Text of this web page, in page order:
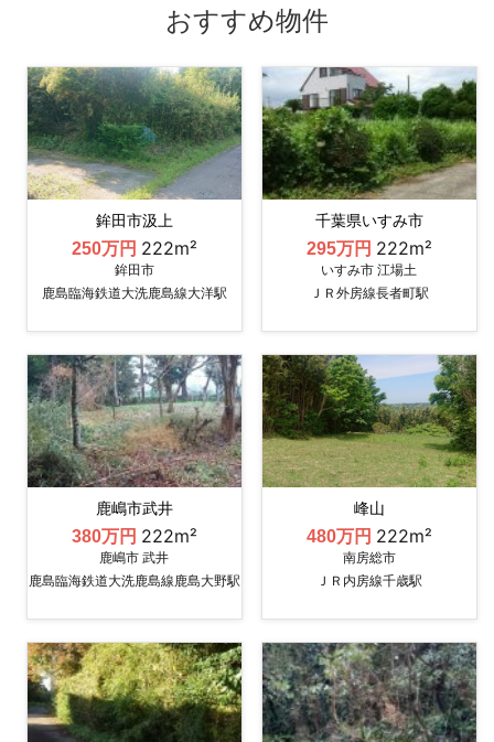
おすすめ物件
鉾田市汲上
250万円 222m²
鉾田市
鹿島臨海鉄道大洗鹿島線大洋駅
千葉県いすみ市
295万円 222m²
いすみ市 江場土
ＪＲ外房線長者町駅
鹿嶋市武井
380万円 222m²
鹿嶋市 武井
鹿島臨海鉄道大洗鹿島線鹿島大野駅
峰山
480万円 222m²
南房総市
ＪＲ内房線千歳駅